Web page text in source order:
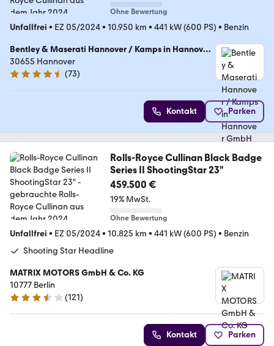
Ohne Bewertung
Unfallfrei • EZ 05/2024• 10.950 km • 441 kW (600 PS) • Benzin
Bentley & Maserati Hannover / Kamps in Hannover
GmbH & Co. KG
30655 Hannover
4.6 Sterne
(73)
Kontakt Parken
Rolls-Royce Cullinan Black Badge
Series II ShootingStar 23"
459.500 €
19% MwSt.
Ohne Bewertung
Unfallfrei • EZ 05/2024• 10.825 km • 441 kW (600 PS) • Benzin
Shooting Star Headline
MATRIX MOTORS GmbH & Co. KG
10777 Berlin
3.3 Sterne
(121)
Kontakt Parken